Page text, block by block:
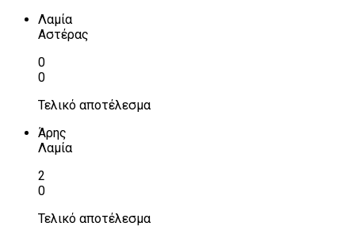
Λαμία
Αστέρας
0
0
Τελικό αποτέλεσμα
Άρης
Λαμία
2
0
Τελικό αποτέλεσμα